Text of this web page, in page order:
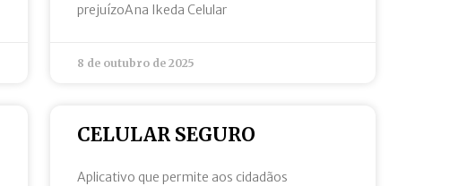
prejuízoAna Ikeda Celular
8 de outubro de 2025
CELULAR SEGURO
Aplicativo que permite aos cidadãos